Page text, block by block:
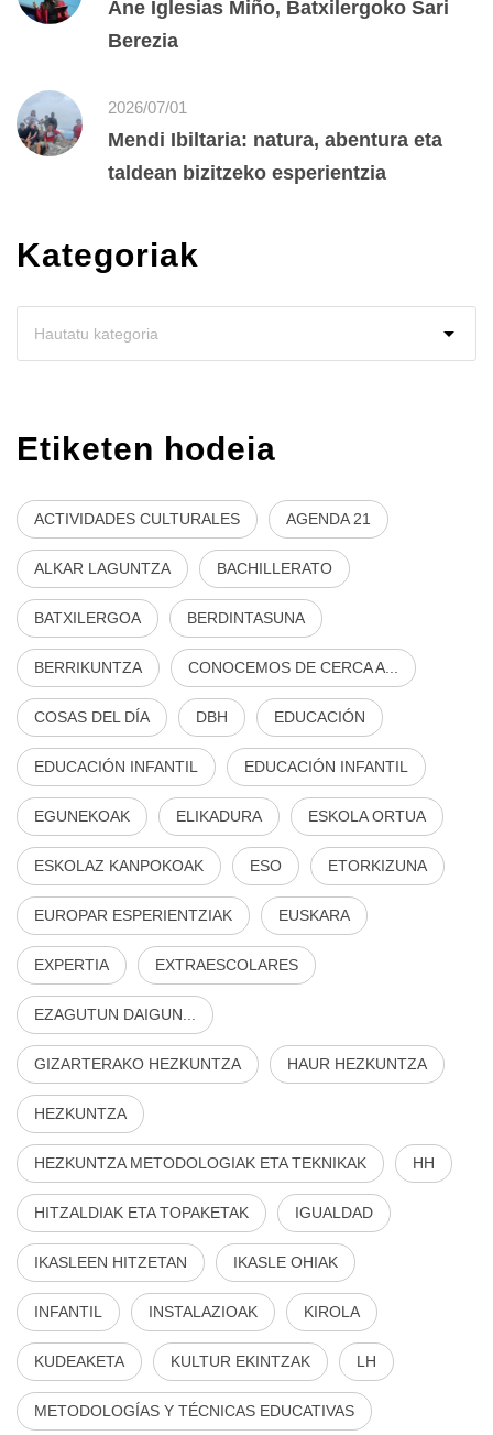
Ane Iglesias Miño, Batxilergoko Sari
Berezia
2026/07/01
Mendi Ibiltaria: natura, abentura eta
taldean bizitzeko esperientzia
Kategoriak
Etiketen hodeia
ACTIVIDADES CULTURALES AGENDA 21
ALKAR LAGUNTZA BACHILLERATO
BATXILERGOA BERDINTASUNA
BERRIKUNTZA CONOCEMOS DE CERCA A...
COSAS DEL DÍA DBH EDUCACIÓN
EDUCACIÓN INFANTIL EDUCACIÓN INFANTIL
EGUNEKOAK ELIKADURA ESKOLA ORTUA
ESKOLAZ KANPOKOAK ESO ETORKIZUNA
EUROPAR ESPERIENTZIAK EUSKARA
EXPERTIA EXTRAESCOLARES
EZAGUTUN DAIGUN...
GIZARTERAKO HEZKUNTZA HAUR HEZKUNTZA
HEZKUNTZA
HEZKUNTZA METODOLOGIAK ETA TEKNIKAK HH
HITZALDIAK ETA TOPAKETAK IGUALDAD
IKASLEEN HITZETAN IKASLE OHIAK
INFANTIL INSTALAZIOAK KIROLA
KUDEAKETA KULTUR EKINTZAK LH
METODOLOGÍAS Y TÉCNICAS EDUCATIVAS